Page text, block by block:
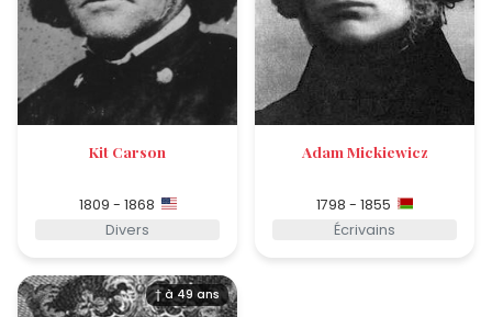
Kit Carson
1809 - 1868
Divers
Adam Mickiewicz
1798 - 1855
Écrivains
† à 49 ans